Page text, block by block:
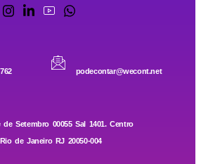
podecontar@wecont.net
de Setembro 00055 Sal 1401. Centro
Rio de Janeiro RJ 20050-004